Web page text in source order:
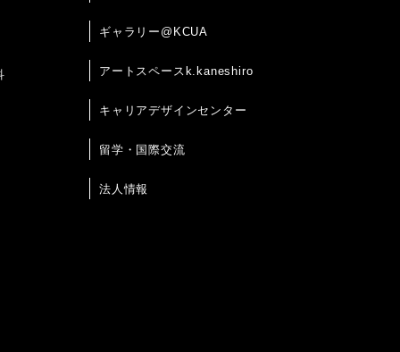
ギャラリー@KCUA
アートスペースk.kaneshiro
キャリアデザインセンター
留学・国際交流
法人情報